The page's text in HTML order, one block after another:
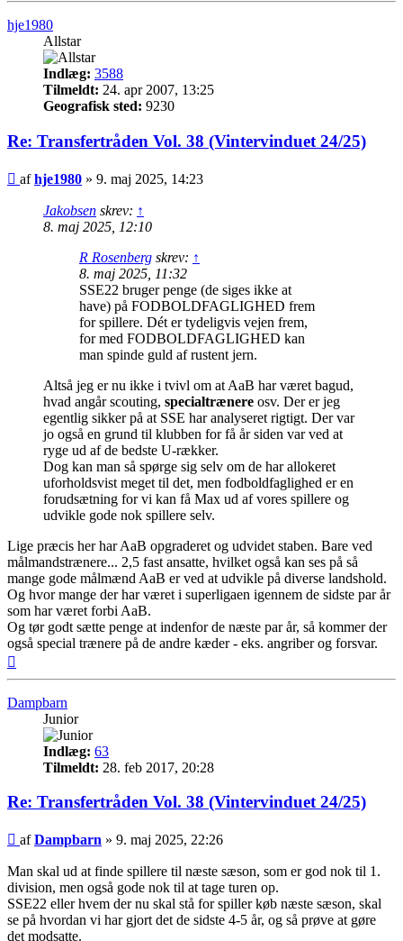
hje1980
Allstar
Indlæg: 3588
Tilmeldt: 24. apr 2007, 13:25
Geografisk sted: 9230
Re: Transfertråden Vol. 38 (Vintervinduet 24/25)
Indlæg
afhje1980 » 9. maj 2025, 14:23
Jakobsen skrev: ↑
8. maj 2025, 12:10
R Rosenberg skrev: ↑
8. maj 2025, 11:32
SSE22 bruger penge (de siges ikke at
have) på FODBOLDFAGLIGHED frem
for spillere. Dét er tydeligvis vejen frem,
for med FODBOLDFAGLIGHED kan
man spinde guld af rustent jern.
Altså jeg er nu ikke i tvivl om at AaB har været bagud,
hvad angår scouting, specialtrænere osv. Der er jeg
egentlig sikker på at SSE har analyseret rigtigt. Der var
jo også en grund til klubben for få år siden var ved at
ryge ud af de bedste U-rækker.
Dog kan man så spørge sig selv om de har allokeret
uforholdsvist meget til det, men fodboldfaglighed er en
forudsætning for vi kan få Max ud af vores spillere og
udvikle gode nok spillere selv.
Lige præcis her har AaB opgraderet og udvidet staben. Bare ved
målmandstrænere... 2,5 fast ansatte, hvilket også kan ses på så
mange gode målmænd AaB er ved at udvikle på diverse landshold.
Og hvor mange der har været i superligaen igennem de sidste par år
som har været forbi AaB.
Og tør godt sætte penge at indenfor de næste par år, så kommer der
også special trænere på de andre kæder - eks. angriber og forsvar.
Dampbarn
Junior
Indlæg: 63
Tilmeldt: 28. feb 2017, 20:28
Re: Transfertråden Vol. 38 (Vintervinduet 24/25)
Indlæg
afDampbarn » 9. maj 2025, 22:26
Man skal ud at finde spillere til næste sæson, som er god nok til 1.
division, men også gode nok til at tage turen op.
SSE22 eller hvem der nu skal stå for spiller køb næste sæson, skal
se på hvordan vi har gjort det de sidste 4-5 år, og så prøve at gøre
det modsatte.